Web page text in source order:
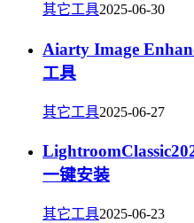
其它工具2025-06-30
Aiarty Image
工具
其它工具2025-06-27
一键安装
其它工具2025-06-23